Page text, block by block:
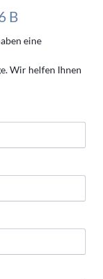
B
eine
Wir helfen Ihnen